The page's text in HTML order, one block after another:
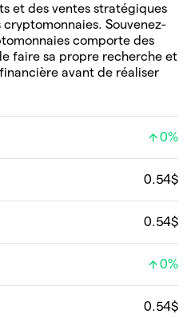
et des ventes stratégiques
Souvenez-
comporte des
faire sa propre recherche et
avant de réaliser
0%
0.54$
0.54$
0%
0.54$